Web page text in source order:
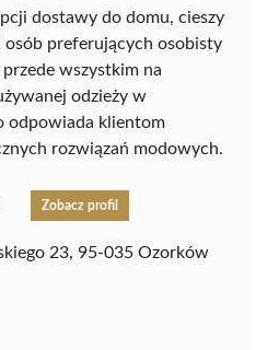
dostawy do domu, cieszy
preferujących osobisty
wszystkim na
odzieży w
odpowiada klientom
rozwiązań modowych.
Zobacz profil
23, 95-035 Ozorków